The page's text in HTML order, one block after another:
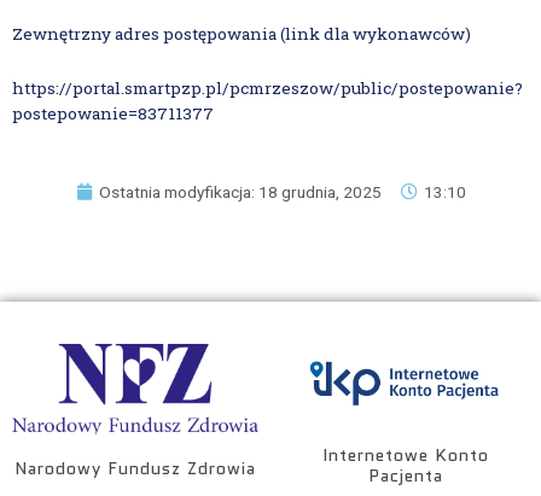
Zewnętrzny adres postępowania (link dla wykonawców)
https://portal.smartpzp.pl/pcmrzeszow/public/postepowanie?
postepowanie=83711377
Ostatnia modyfikacja: 18 grudnia, 2025 13:10
Narodowy Fundusz Zdrowia
Internetowe Konto
Pacjenta